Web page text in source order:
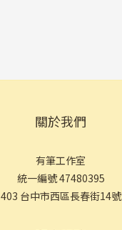
關於我們
有筆工作室
統一編號 47480395
403 台中市西區長春街14號